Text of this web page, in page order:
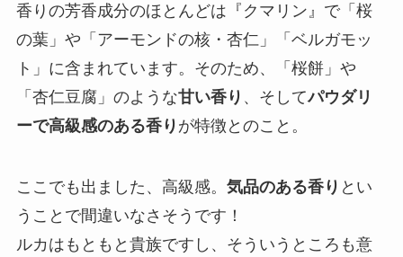
香りの芳香成分のほとんどは『クマリン』で「桜
の葉」や「アーモンドの核・杏仁」「ベルガモッ
ト」に含まれています。そのため、「桜餅」や
「杏仁豆腐」のような甘い香り 、そしてパウダリ
ーで高級感のある香り が特徴とのこと。
ここでも出ました、高級感。 気品のある香り とい
うことで間違いなさそうです！
ルカはもともと貴族ですし、そういうところも意